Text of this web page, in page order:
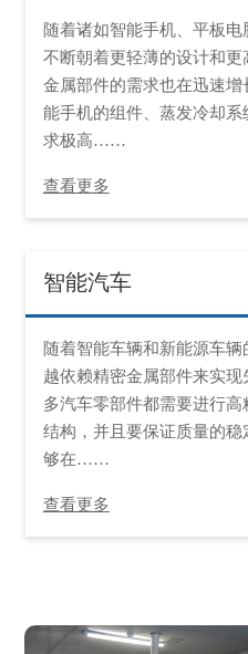
随着诸如智能手机、平板
不断朝着更轻薄的设计和
金属部件的需求也在迅速
能手机的组件、蒸发冷却
求极高……
查看更多
智能汽车
随着智能车辆和新能源车
越依赖精密金属部件来实
多汽车零部件都需要进行
结构，并且要保证质量的
够在……
查看更多